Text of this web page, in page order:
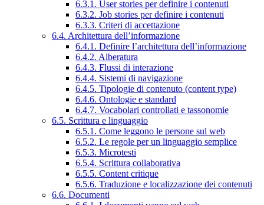
6.3.1. User stories per definire i contenuti
6.3.2. Job stories per definire i contenuti
6.3.3. Criteri di accettazione
6.4. Architettura dell’informazione
6.4.1. Definire l’architettura dell’informazione
6.4.2. Alberatura
6.4.3. Flussi di interazione
6.4.4. Sistemi di navigazione
6.4.5. Tipologie di contenuto (content type)
6.4.6. Ontologie e standard
6.4.7. Vocabolari controllati e tassonomie
6.5. Scrittura e linguaggio
6.5.1. Come leggono le persone sul web
6.5.2. Le regole per un linguaggio semplice
6.5.3. Microtesti
6.5.4. Scrittura collaborativa
6.5.5. Content critique
6.5.6. Traduzione e localizzazione dei contenuti
6.6. Documenti